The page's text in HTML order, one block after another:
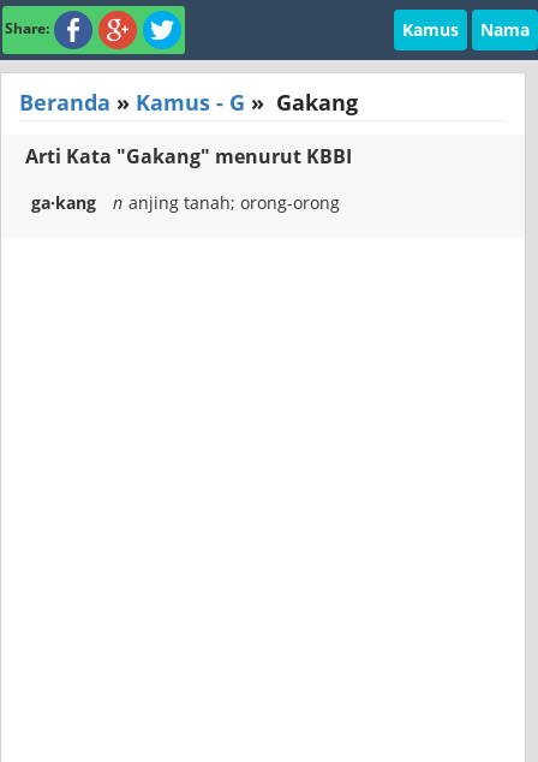
Share: Kamus Nama
Beranda » Kamus - G » Gakang
Arti Kata "Gakang" menurut KBBI
ga·kang n anjing tanah; orong-orong